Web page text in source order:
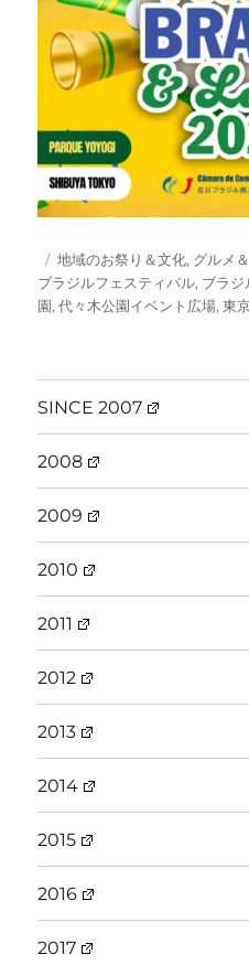
投
稿
日:
カ
テ
ゴ
地域のお祭り＆文化, グルメ
ブラジルフェスティバル, ブラジ
園,代々木公園イベント広場,東
SINCE 2007
2008
2009
2010
2011
2012
2013
2014
2015
2016
2017